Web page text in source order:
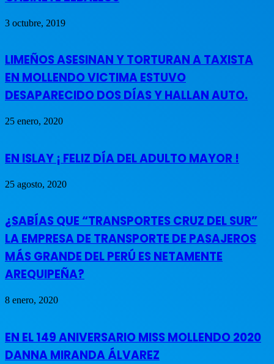
3 octubre, 2019
LIMEÑOS ASESINAN Y TORTURAN A TAXISTA
EN MOLLENDO VICTIMA ESTUVO
DESAPARECIDO DOS DÍAS Y HALLAN AUTO.
25 enero, 2020
EN ISLAY ¡ FELIZ DÍA DEL ADULTO MAYOR !
25 agosto, 2020
¿SABÍAS QUE “TRANSPORTES CRUZ DEL SUR”
LA EMPRESA DE TRANSPORTE DE PASAJEROS
MÁS GRANDE DEL PERÚ ES NETAMENTE
AREQUIPEÑA?
8 enero, 2020
EN EL 149 ANIVERSARIO MISS MOLLENDO 2020
DANNA MIRANDA ÁLVAREZ